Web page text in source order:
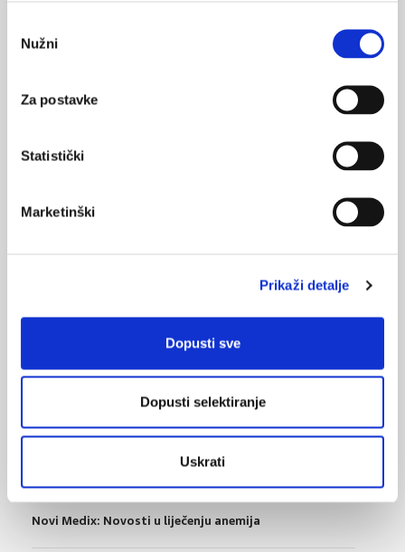
pristanka
Nužni
Za postavke
Statistički
Marketinški
Prikaži detalje
Dopusti sve
Dopusti selektiranje
Uskrati
POVRATAK
NA VRH
VEZANI SADRŽAJ <
Rujan – Mjesec svjesnosti o raku u dječjoj dobi
Hereditarni angioedem u djece – dijagnostika i
Maligne bolesti dječje dobi
Anemije uzrokovane manjkom željeza u ordinaciji
Novi Medix: Novosti u liječenju anemija